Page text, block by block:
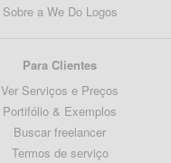
Sobre a We Do Logos
Para Clientes
Ver Serviços e Preços
Portifólio & Exemplos
Buscar freelancer
Termos de serviço